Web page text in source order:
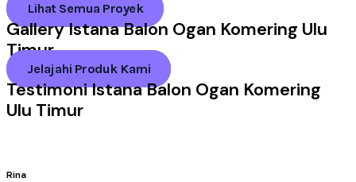
Lihat Semua Proyek
Gallery Istana Balon Ogan Komering Ulu
Timur
Jelajahi Produk Kami
Testimoni Istana Balon Ogan Komering
Ulu Timur
Rina